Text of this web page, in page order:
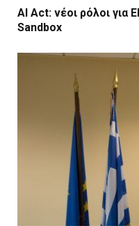
AI Act: νέοι ρόλοι για
Sandbox